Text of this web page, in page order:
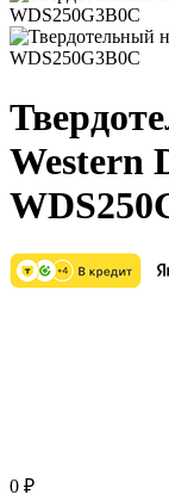
Western
0 ₽